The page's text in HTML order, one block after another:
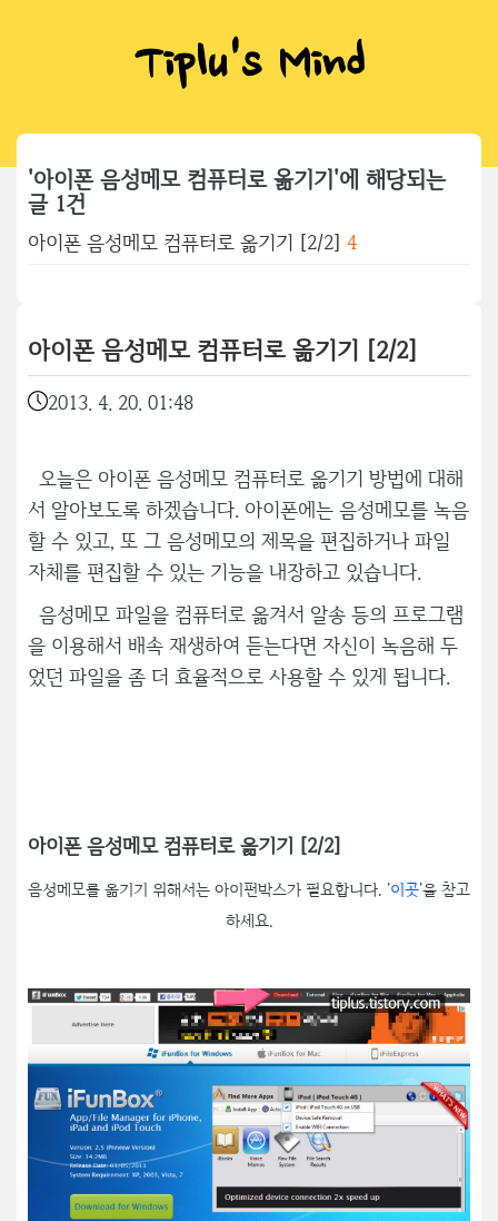
Tiplu's Mind
'아이폰 음성메모 컴퓨터로 옮기기'에 해당되는
글 1건
아이폰 음성메모 컴퓨터로 옮기기 [2/2] 4
아이폰 음성메모 컴퓨터로 옮기기 [2/2]
2013. 4. 20. 01:48
오늘은 아이폰 음성메모 컴퓨터로 옮기기 방법에 대해
서 알아보도록 하겠습니다. 아이폰에는 음성메모를 녹음
할 수 있고, 또 그 음성메모의 제목을 편집하거나 파일
자체를 편집할 수 있는 기능을 내장하고 있습니다.
음성메모 파일을 컴퓨터로 옮겨서 알송 등의 프로그램
을 이용해서 배속 재생하여 듣는다면 자신이 녹음해 두
었던 파일을 좀 더 효율적으로 사용할 수 있게 됩니다.
아이폰 음성메모 컴퓨터로 옮기기 [2/2]
음성메모를 옮기기 위해서는 아이펀박스가 필요합니다. '이곳'을 참고
하세요.